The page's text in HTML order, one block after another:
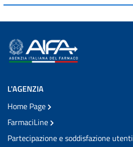
L'AGENZIA
Home Page
FarmaciLine
Partecipazione e soddisfazione utenti